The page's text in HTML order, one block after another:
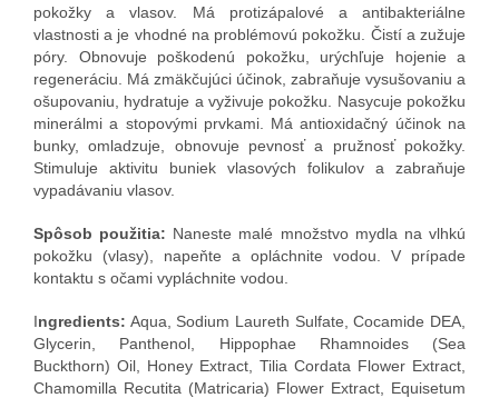
pokožky a vlasov. Má protizápalové a antibakteriálne
vlastnosti a je vhodné na problémovú pokožku. Čistí a zužuje
póry. Obnovuje poškodenú pokožku, urýchľuje hojenie a
regeneráciu. Má zmäkčujúci účinok, zabraňuje vysušovaniu a
ošupovaniu, hydratuje a vyživuje pokožku. Nasycuje pokožku
minerálmi a stopovými prvkami. Má antioxidačný účinok na
bunky, omladzuje, obnovuje pevnosť a pružnosť pokožky.
Stimuluje aktivitu buniek vlasových folikulov a zabraňuje
vypadávaniu vlasov.
Spôsob použitia: Naneste malé množstvo mydla na vlhkú
pokožku (vlasy), napeňte a opláchnite vodou. V prípade
kontaktu s očami vypláchnite vodou.
Ingredients: Aqua, Sodium Laureth Sulfate, Cocamide DEA,
Glycerin, Panthenol, Hippophae Rhamnoides (Sea
Buckthorn) Oil, Honey Extract, Tilia Cordata Flower Extract,
Chamomilla Recutita (Matricaria) Flower Extract, Equisetum